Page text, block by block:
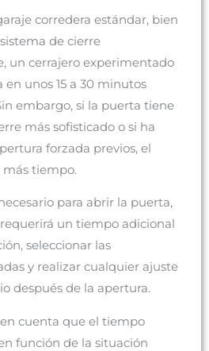
corredera estándar, bien
de cierre
un cerrajero experimentado
unos 15 a 30 minutos
embargo, si la puerta tiene
más sofisticado o si ha
forzada previos, el
más tiempo.
para abrir la puerta,
un tiempo adicional
seleccionar las
y realizar cualquier ajuste
después de la apertura.
cuenta que el tiempo
función de la situación